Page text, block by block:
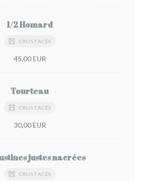
1/2 Homard
CRUSTACÉS
45,00 EUR
Tourteau
CRUSTACÉS
30,00 EUR
justes nacrées
CRUSTACÉS